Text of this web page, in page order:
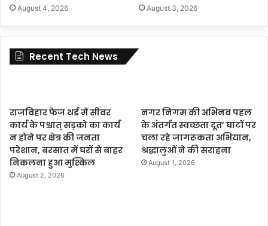
August 4, 2026 August 3, 2026
Recent Tech News
राजविहार फेज थर्ड में सीवर
कार्य के पश्चात् सड़को का कार्य
न होने पर क्षेत्र की जनता
परेशान, बरसात में घरों से बाहर
निकलना हुआ मुश्किल
August 2, 2026
नगर निगम की अभिनव पहल
के अंतर्गत स्वच्छता दूत’ घाटों पर
चला रहे जागरूकता अभियान,
श्रद्धालुओं ने की सराहना
August 1, 2026